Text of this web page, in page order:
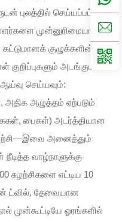
புலத்தில் செய்யப்பட்ட
முன்னுரிமையாகக்
குழுக்களின்
அடங்கும்.
செய்யவும்:
அதிக அழுத்தம் ஏற்படும்
பைகள்) அடர்த்தியான
அனைத்தும்
வாழ்நாளுக்கு
எட்டிய 10
ட்வில், தேவையான
முன்கூட்டியே ஓரங்களில்